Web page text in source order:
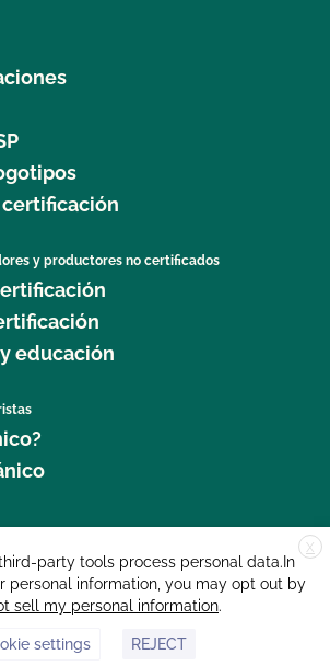
y productores no certificados
educación
X
party tools process personal data.In
personal information, you may opt out by
sell my personal information.
settings REJECT